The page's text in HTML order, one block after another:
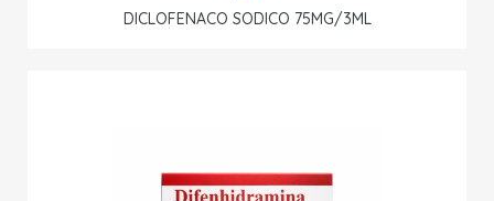
DICLOFENACO SODICO 75MG/3ML